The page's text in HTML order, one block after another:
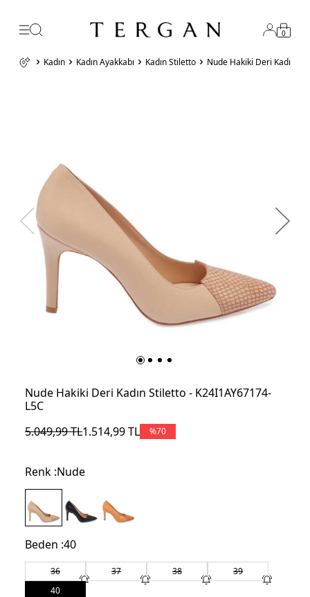
0
Kadın Kadın Ayakkabı Kadın Stiletto Nude Hakiki Deri Kadın
Nude Hakiki Deri Kadın Stiletto - K24I1AY67174-
L5C
5.049,99TL1.514,99TL %70
Renk :Nude
Beden :40
36 37 38
39
40